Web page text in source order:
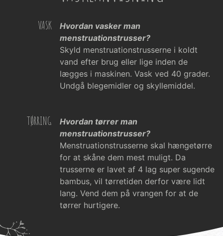
VASK
Hvordan vasker man
menstruationstrusser?
Skyld menstruationstrusserne i koldt
vand efter brug eller lige inden de
lægges i maskinen. Vask ved 40 grader.
Undgå blegemidler og skyllemiddel.
TØRRING
Hvordan tørrer man
menstruationstrusser?
Menstruationstrusserne skal hængetørre
for at skåne dem mest muligt. Da
trusserne er lavet af 4 lag super sugende
bambus, vil tørretiden derfor være lidt
lang. Vend dem på vrangen for at de
tørrer hurtigere.